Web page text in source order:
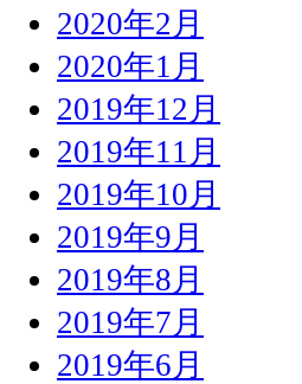
2020年2月
2020年1月
2019年12月
2019年11月
2019年10月
2019年9月
2019年8月
2019年7月
2019年6月